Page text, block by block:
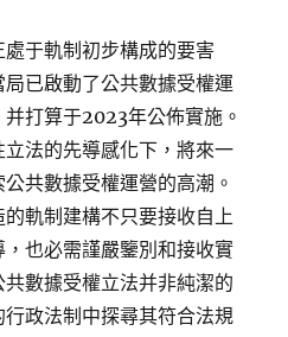
于軌制初步構成的要害
已啟動了公共數據受權運
打算于2023年公佈實施。
法的先導感化下，將來一
共數據受權運營的高潮。
軌制建構不只要接收自上
也必需謹嚴鑒別和接收實
數據受權立法并非純潔的
政法制中探尋其符合法規